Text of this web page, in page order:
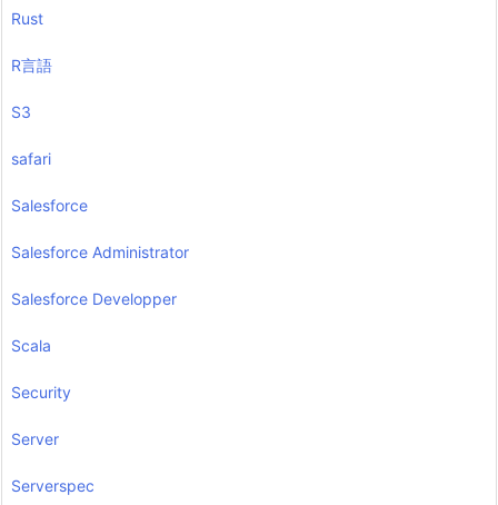
Rust
R言語
S3
safari
Salesforce
Salesforce Administrator
Salesforce Developper
Scala
Security
Server
Serverspec